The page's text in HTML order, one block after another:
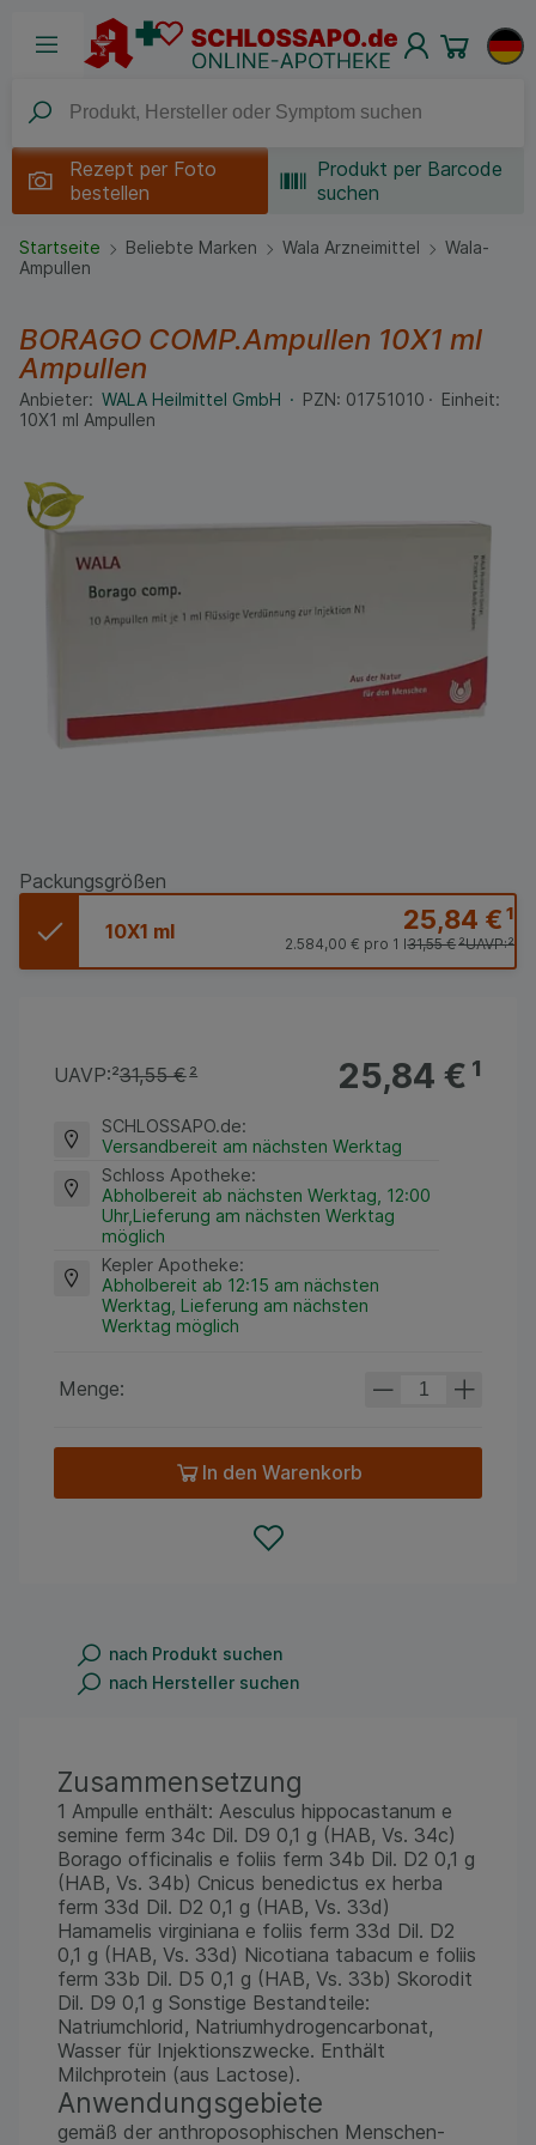
Rezept per Foto
bestellen
Produkt per Barcode
suchen
Startseite Beliebte Marken Wala Arzneimittel
Wala-
Ampullen
BORAGO COMP.Ampullen 10X1 ml
Ampullen
Anbieter: WALA Heilmittel GmbH PZN: 01751010
Einheit:
10X1 ml Ampullen
Packungsgrößen
10X1 ml 25,84 €¹
UAVP:²
31,55 €²
2.584,00 € pro 1 l
25,84 €¹
UAVP:²31,55 €²
SCHLOSSAPO.de:
Versandbereit am nächsten Werktag
Schloss Apotheke:
Abholbereit ab nächsten Werktag, 12:00
Uhr,Lieferung am nächsten Werktag
möglich
Kepler Apotheke:
Abholbereit ab 12:15 am nächsten
Werktag, Lieferung am nächsten
Werktag möglich
Menge:
In den Warenkorb
nach Produkt suchen
nach Hersteller suchen
Zusammensetzung
1 Ampulle enthält: Aesculus hippocastanum e
semine ferm 34c Dil. D9 0,1 g (HAB, Vs. 34c)
Borago officinalis e foliis ferm 34b Dil. D2 0,1 g
(HAB, Vs. 34b) Cnicus benedictus ex herba
ferm 33d Dil. D2 0,1 g (HAB, Vs. 33d)
Hamamelis virginiana e foliis ferm 33d Dil. D2
0,1 g (HAB, Vs. 33d) Nicotiana tabacum e foliis
ferm 33b Dil. D5 0,1 g (HAB, Vs. 33b) Skorodit
Dil. D9 0,1 g Sonstige Bestandteile:
Natriumchlorid, Natriumhydrogencarbonat,
Wasser für Injektionszwecke. Enthält
Milchprotein (aus Lactose).
Anwendungsgebiete
gemäß der anthroposophischen Menschen-